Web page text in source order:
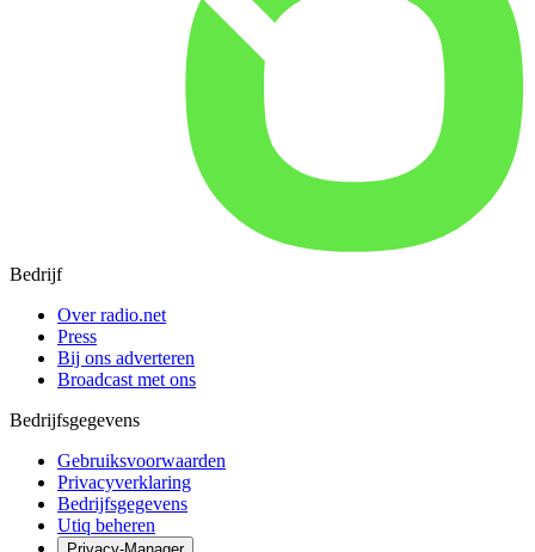
Bedrijf
Over radio.net
Press
Bij ons adverteren
Broadcast met ons
Bedrijfsgegevens
Gebruiksvoorwaarden
Privacyverklaring
Bedrijfsgegevens
Utiq beheren